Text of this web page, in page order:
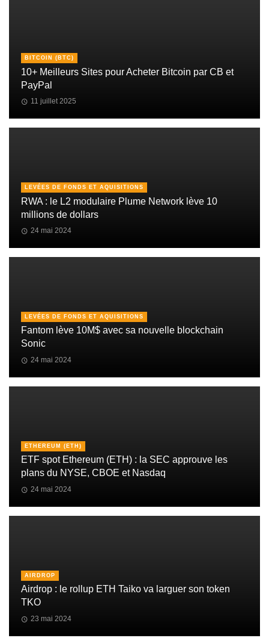
BITCOIN (BTC)
10+ Meilleurs Sites pour Acheter Bitcoin par CB et
PayPal
11 juillet 2025
LEVÉES DE FONDS ET AQUISITIONS
RWA : le L2 modulaire Plume Network lève 10
millions de dollars
24 mai 2024
LEVÉES DE FONDS ET AQUISITIONS
Fantom lève 10M$ avec sa nouvelle blockchain
Sonic
24 mai 2024
ETHEREUM (ETH)
ETF spot Ethereum (ETH) : la SEC approuve les
plans du NYSE, CBOE et Nasdaq
24 mai 2024
AIRDROP
Airdrop : le rollup ETH Taiko va larguer son token
TKO
23 mai 2024